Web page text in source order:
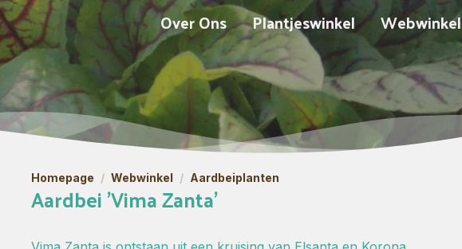
Over Ons Plantjeswinkel Webwinkel
Homepage / Webwinkel / Aardbeiplanten
Aardbei 'Vima Zanta'